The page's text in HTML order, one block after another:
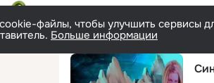
файлы, чтобы улучшить сервисы
Больше информации